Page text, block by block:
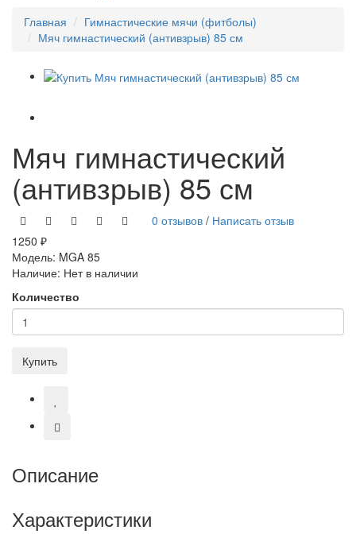
Главная
Гимнастические мячи (фитболы)
Мяч гимнастический (антивзрыв) 85 см
Мяч гимнастический
(антивзрыв) 85 см
0 отзывов / Написать отзыв
1250 ₽
Модель: MGA 85
Наличие: Нет в наличии
Количество
Купить
Описание
Характеристики